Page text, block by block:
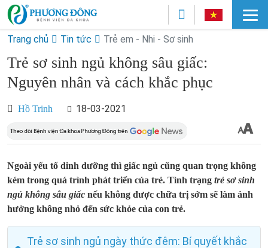
Trang chủ Tin tức Trẻ em - Nhi - Sơ sinh
Trẻ sơ sinh ngủ không sâu giấc:
Nguyên nhân và cách khắc phục
Hồ Trinh 18-03-2021
Ngoài yếu tố dinh dưỡng thì giấc ngủ cũng quan trọng không
kém trong quá trình phát triển của trẻ. Tình trạng trẻ sơ sinh
ngủ không sâu giấc nếu không được chữa trị sớm sẽ làm ảnh
hưởng không nhỏ đến sức khỏe của con trẻ.
Trẻ sơ sinh ngủ ngày thức đêm: Bí quyết khắc